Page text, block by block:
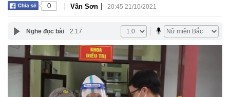
0 | Vân Sơn | 20:45 21/10/2021
Nghe đọc bài 2:17